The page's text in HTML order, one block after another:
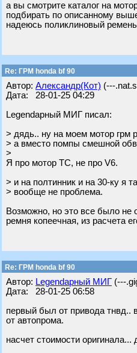
а вы смотрите каталог на
подбирать по описанному
надеюсь поликлиновый
Re: ГРМ honda bf 90
Автор: Александр(Кот) (---
Дата: 28-01-25 04:29
Legendарный МИГ писал:
> дядь.. ну на моем мотор грм
> а вместо помпы смешной
>
Я про мотор ТС, не про V6.
> и на полтинник и на 30-ку я
> вообще не проблема.
Возможно, но это все было не
ремня копеечная, из расчета
Re: ГРМ honda bf 90
Автор: Legendарный МИГ (---
Дата: 28-01-25 06:58
первый был от привода тнвд..
от автопрома.
насчет стоимости